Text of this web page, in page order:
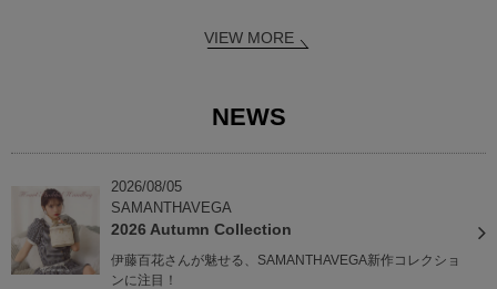
VIEW MORE
NEWS
2026/08/05
SAMANTHAVEGA
2026 Autumn Collection
伊藤百花さんが魅せる、SAMANTHAVEGA新作コレクショ
ンに注目！